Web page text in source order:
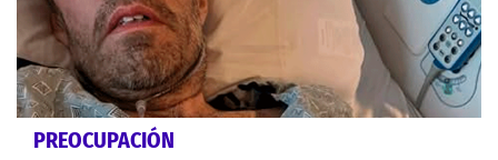
PREOCUPACIÓN